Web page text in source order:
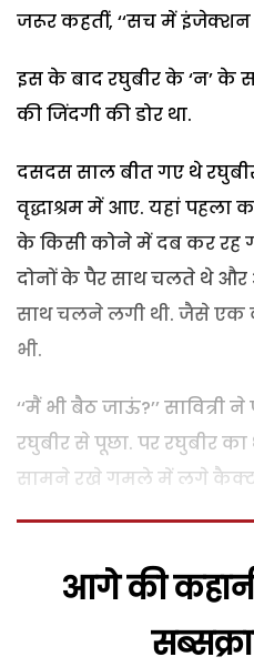
जरूर कहतीं, ‘‘सच में इंजेक्शन से
इस के बाद रघुबीर के ‘न’ के
की जिंदगी की डोर था.
दसदस साल बीत गए थे
वृद्धाश्रम में आए. यहां
के किसी कोने में दब कर रह
दोनों के पैर साथ चलते थे
साथ चलने लगी थी. जैसे एक
भी.
‘‘मैं भी बैठ जाऊं?’’
रघुबीर से पूछा. पर रघुबीर
सामने रखे गमले में लगे
आगे की